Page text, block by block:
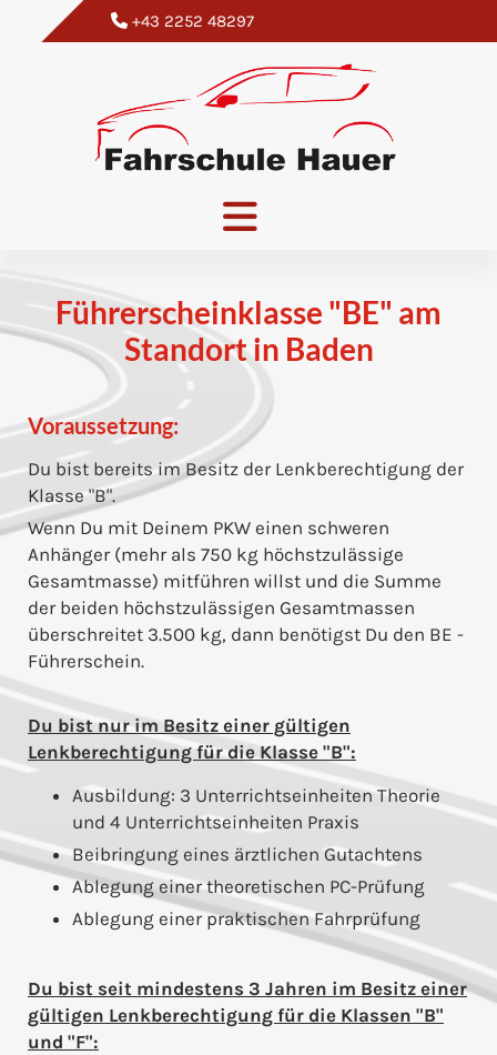
 +43 2252 48297
Führerscheinklasse "BE" am
Standort in Baden
Voraussetzung:
Du bist bereits im Besitz der Lenkberechtigung der
Klasse "B".
Wenn Du mit Deinem PKW einen schweren
Anhänger (mehr als 750 kg höchstzulässige
Gesamtmasse) mitführen willst und die Summe
der beiden höchstzulässigen Gesamtmassen
überschreitet 3.500 kg, dann benötigst Du den BE -
Führerschein.
Du bist nur im Besitz einer gültigen
Lenkberechtigung für die Klasse "B":
Ausbildung: 3 Unterrichtseinheiten Theorie
und 4 Unterrichtseinheiten Praxis
Beibringung eines ärztlichen Gutachtens
Ablegung einer theoretischen PC-Prüfung
Ablegung einer praktischen Fahrprüfung
Du bist seit mindestens 3 Jahren im Besitz einer
gültigen Lenkberechtigung für die Klassen "B"
und "F":